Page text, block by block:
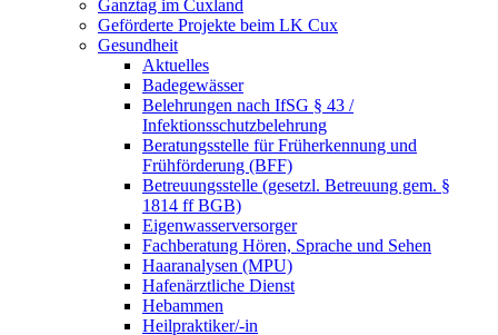
Ganztag im Cuxland
Geförderte Projekte beim LK Cux
Gesundheit
Aktuelles
Badegewässer
Belehrungen nach IfSG § 43 /
Infektionsschutzbelehrung
Beratungsstelle für Früherkennung und
Frühförderung (BFF)
Betreuungsstelle (gesetzl. Betreuung gem. §
1814 ff BGB)
Eigenwasserversorger
Fachberatung Hören, Sprache und Sehen
Haaranalysen (MPU)
Hafenärztliche Dienst
Hebammen
Heilpraktiker/-in